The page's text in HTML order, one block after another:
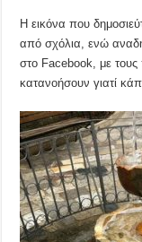
Η εικόνα που
από σχόλια, ενώ
στο Facebook, με τους
κατανοήσουν γιατί